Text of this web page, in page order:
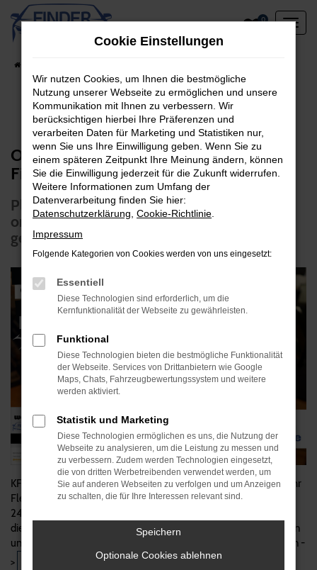
Zum
Hauptinhalt
0
Online-Terminbuchung jetzt bei KFZ-
Finder – Flexibel, Schnell & Einfach!
Plane deinen Werkstatt-Termin bequem
online, ohne Anruf und ohne Wartezeit –
genau dann, wenn es dir passt!
KFZ-Finder bietet jetzt eine Online-Terminbuchung für noch mehr
Flexibilität und Komfort! Kunden können ihren Werkstatt-Termin
24/7 einfach online buchen – ohne Anruf, ohne Wartezeit. Wähle
die gewünschte Serviceleistung, sichere dir deinen Wunschtermin
und profitiere von unserem ausgezeichneten Service. Jetzt testen -
>
Jetzt Termin buchen!
Cookie Einstellungen
Wir nutzen Cookies, um Ihnen die bestmögliche
Nutzung unserer Webseite zu ermöglichen und unsere
Kommunikation mit Ihnen zu verbessern. Wir
berücksichtigen hierbei Ihre Präferenzen und
verarbeiten Daten für Marketing und Statistiken nur,
wenn Sie uns Ihre Einwilligung geben. Wenn Sie zu
einem späteren Zeitpunkt Ihre Meinung ändern, können
Sie die Einwilligung jederzeit für die Zukunft widerrufen.
Weitere Informationen zum Umfang der
Datenverarbeitung finden Sie hier:
Datenschutzerklärung Cookie-Richtlinie
Impressum
Folgende Kategorien von Cookies werden von uns eingesetzt:
Essentiell
Diese Technologien sind erforderlich, um die
Kernfunktionalität der Webseite zu gewährleisten.
Funktional
Diese Technologien bieten die bestmögliche Funktionalität
der Webseite. Services von Drittanbietern wie Google
Maps, Chats, Fahrzeugbewertungssystem und weitere
werden aktiviert.
Statistik und Marketing
Diese Technologien ermöglichen es uns, die Nutzung der
Webseite zu analysieren, um die Leistung zu messen und
zu verbessern. Zudem werden Technologien eingesetzt,
die von dritten Werbetreibenden verwendet werden, um
Sie auf anderen Webseiten zu verfolgen und um Anzeigen
zu schalten, die für Ihre Interessen relevant sind.
Speichern
Optionale Cookies ablehnen